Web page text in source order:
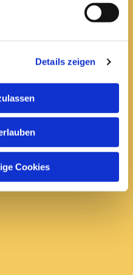
Details zeigen
Cookies